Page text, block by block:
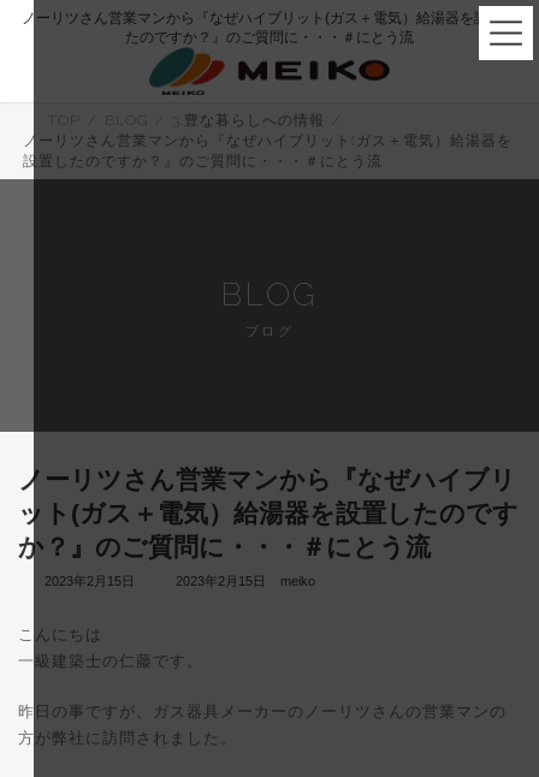
ッ
移
ノーリツさん営業マンから『なぜハイブリット(ガス＋電気）給湯器を設置し
たのですか？』のご質問に・・・＃にとう流
TOP BLOG
3.豊な暮らしへの情報
ノーリツさん営業マンから『なぜハイブリット(ガス＋電気）給湯器を
設置したのですか？』のご質問に・・・＃にとう流
BLOG
ブログ
ノーリツさん営業マンから『なぜハイブリ
ット(ガス＋電気）給湯器を設置したのです
か？』のご質問に・・・＃にとう流
2023年2月15日
最
時
2023年2月15日 meiko
こんにちは
一級建築士の仁藤です。
昨日の事ですが、ガス器具メーカーのノーリツさんの営業マンの
方が弊社に訪問されました。